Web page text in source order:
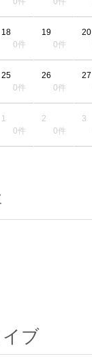
18
0件
19
0件
20
25
0件
26
0件
27
1
0件
2
0件
3
ブ